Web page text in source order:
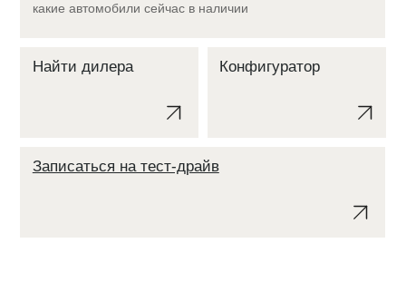
какие автомобили сейчас в наличии
Найти дилера Конфигуратор
Записаться на тест-драйв